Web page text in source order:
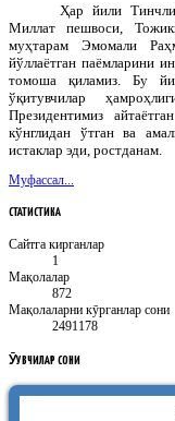
Ҳар йили
Миллат пешвоси,
муҳтарам Эмомали
йўллаётган паёмларини
томоша қиламиз. Бу
ўқитувчилар
Президентимиз
кўнглидан ўтган ва
истаклар эди, ростданам.
Муфассал...
СТАТИСТИКА
Сайтга кирганлар
1
Мақолалар
872
Мақолаларни кӯрганлар сони
2491178
ӮҚУВЧИЛАРСОНИ